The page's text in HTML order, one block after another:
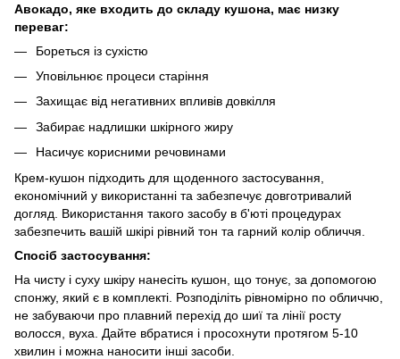
Авокадо, яке входить до складу кушона, має низку
переваг:
Бореться із сухістю
Уповільнює процеси старіння
Захищає від негативних впливів довкілля
Забирає надлишки шкірного жиру
Насичує корисними речовинами
Крем-кушон підходить для щоденного застосування,
економічний у використанні та забезпечує довготривалий
догляд. Використання такого засобу в б'юті процедурах
забезпечить вашій шкірі рівний тон та гарний колір обличчя.
Спосіб застосування:
На чисту і суху шкіру нанесіть кушон, що тонує, за допомогою
спонжу, який є в комплекті. Розподіліть рівномірно по обличчю,
не забуваючи про плавний перехід до шиї та лінії росту
волосся, вуха. Дайте вбратися і просохнути протягом 5-10
хвилин і можна наносити інші засоби.